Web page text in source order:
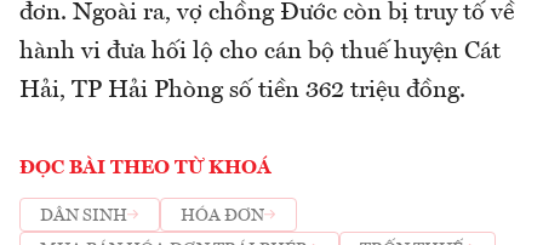
đơn. Ngoài ra, vợ chồng Đước còn bị truy tố về
hành vi đưa hối lộ cho cán bộ thuế huyện Cát
Hải, TP Hải Phòng số tiền 362 triệu đồng.
ĐỌC BÀI THEO TỪ KHOÁ
DÂN SINH
HÓA ĐƠN